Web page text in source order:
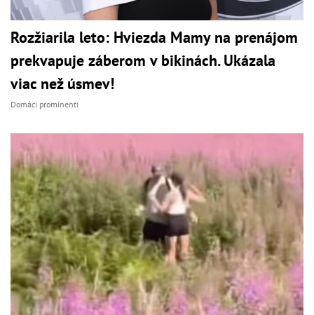
Rozžiarila leto: Hviezda Mamy na prenájom
prekvapuje záberom v bikinách. Ukázala
viac než úsmev!
Domáci prominenti